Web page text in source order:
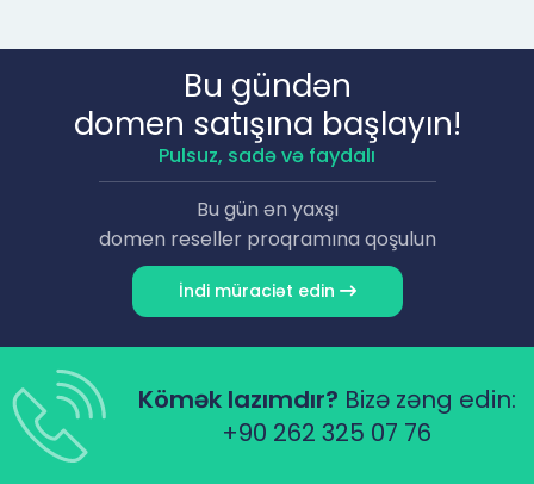
Bu gündən
domen satışına başlayın!
Pulsuz, sadə və faydalı
Bu gün ən yaxşı
domen reseller proqramına qoşulun
İndi müraciət edin
Kömək lazımdır? Bizə zəng edin:
+90 262 325 07 76